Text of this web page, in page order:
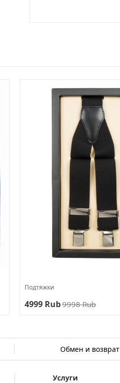
Подтяжки
4999 Rub9998 Rub
Обмен и возврат
Услуги